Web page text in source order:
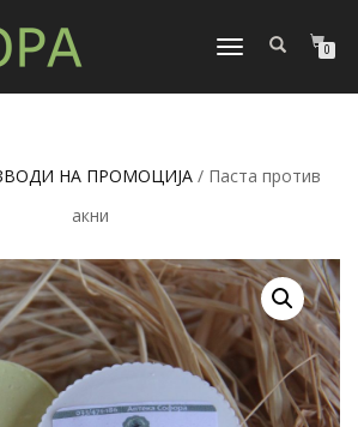
TOGGLE
0
НА ПРОМОЦИЈА / Паста против
акни